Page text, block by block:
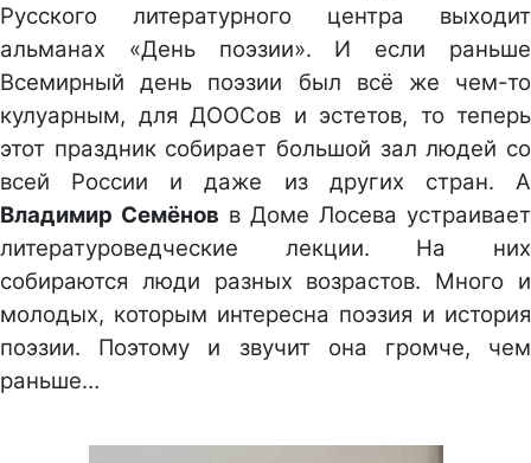
Русского литературного центра выходит
альманах «День поэзии». И если раньше
Всемирный день поэзии был всё же чем-то
кулуарным, для ДООСов и эстетов, то теперь
этот праздник собирает большой зал людей со
всей России и даже из других стран. А
Владимир Семёнов в Доме Лосева устраивает
литературоведческие лекции. На них
собираются люди разных возрастов. Много и
молодых, которым интересна поэзия и история
поэзии. Поэтому и звучит она громче, чем
раньше…